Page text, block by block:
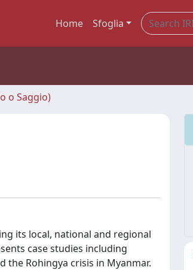
Home Sfoglia
o Saggio)
its local, national and regional
case studies including
Rohingya crisis in Myanmar.